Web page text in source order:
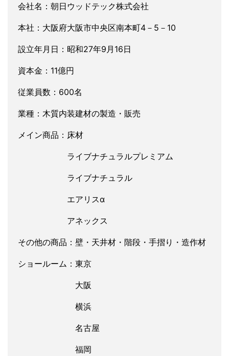
会社名：朝日ウッドテック株式会社
本社：大阪府大阪市中央区南本町4－5－10
設立年月日：昭和27年9月16日
資本金：11億円
従業員数：600名
業種：木質内装建材の製造・販売
メイン商品：床材
ライブナチュラルプレミアム
ライブナチュラル
エアリスα
アネックス
その他の商品：壁・天井材・階段・手摺り・造作材
ショールーム：東京
大阪
横浜
名古屋
福岡